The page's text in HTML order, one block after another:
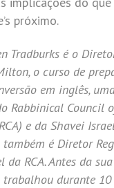
próximo.
Tradburks é o
o curso de
em inglês,
Rabbinical Council
e da Shavei
também é Diretor
da RCA. Antes da
trabalhou durante 10